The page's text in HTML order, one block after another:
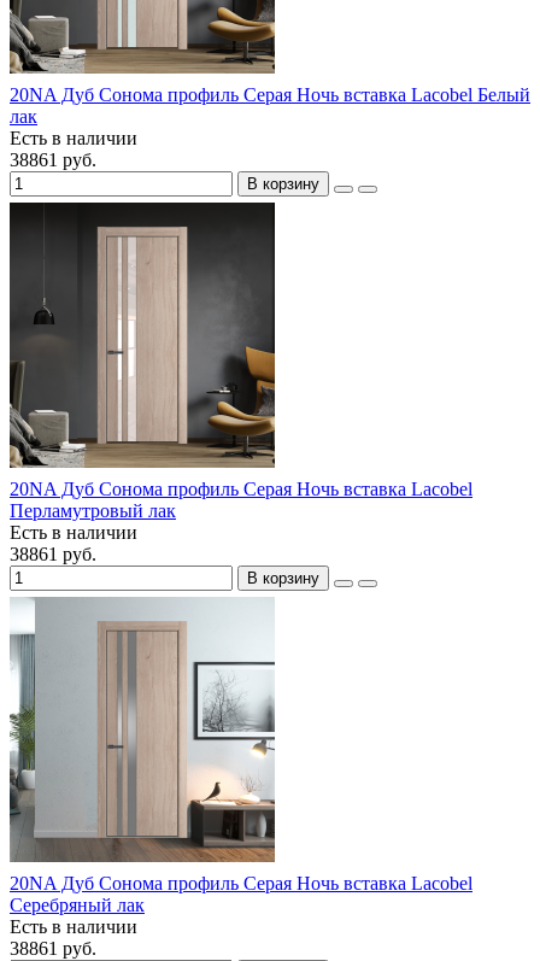
20NA Дуб Сонома профиль Серая Ночь вставка Lacobel Белый
лак
Есть в наличии
38861 руб.
В корзину
20NA Дуб Сонома профиль Серая Ночь вставка Lacobel
Перламутровый лак
Есть в наличии
38861 руб.
В корзину
20NA Дуб Сонома профиль Серая Ночь вставка Lacobel
Серебряный лак
Есть в наличии
38861 руб.